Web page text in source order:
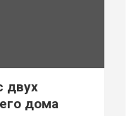
двух
дома